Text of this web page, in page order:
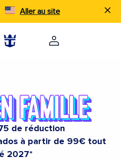
Aller au site
de réduction
à partir de 99€ tout
2027*